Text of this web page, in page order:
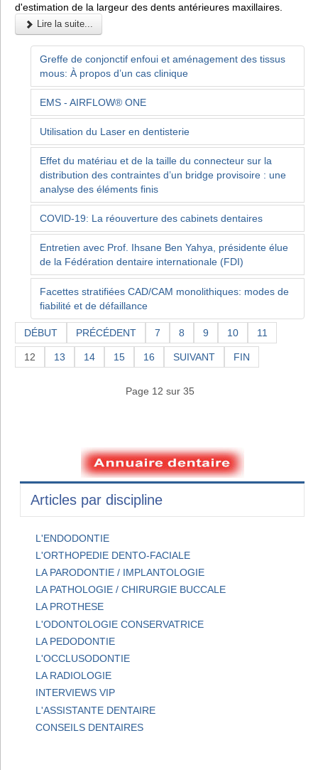
d'estimation de la largeur des dents antérieures maxillaires.
Lire la suite...
Greffe de conjonctif enfoui et aménagement des tissus
mous: À propos d’un cas clinique
EMS - AIRFLOW® ONE
Utilisation du Laser en dentisterie
Effet du matériau et de la taille du connecteur sur la
distribution des contraintes d’un bridge provisoire : une
analyse des éléments finis
COVID-19: La réouverture des cabinets dentaires
Entretien avec Prof. Ihsane Ben Yahya, présidente élue
de la Fédération dentaire internationale (FDI)
Facettes stratifiées CAD/CAM monolithiques: modes de
fiabilité et de défaillance
DÉBUT PRÉCÉDENT 7 8 9 10 11
12 13 14 15 16 SUIVANT FIN
Page 12 sur 35
Articles par discipline
L'ENDODONTIE
L'ORTHOPEDIE DENTO-FACIALE
LA PARODONTIE / IMPLANTOLOGIE
LA PATHOLOGIE / CHIRURGIE BUCCALE
LA PROTHESE
L'ODONTOLOGIE CONSERVATRICE
LA PEDODONTIE
L'OCCLUSODONTIE
LA RADIOLOGIE
INTERVIEWS VIP
L'ASSISTANTE DENTAIRE
CONSEILS DENTAIRES